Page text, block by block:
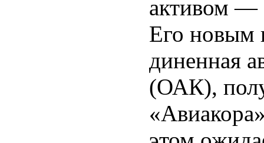
активом —
Его новым
диненная
(ОАК),